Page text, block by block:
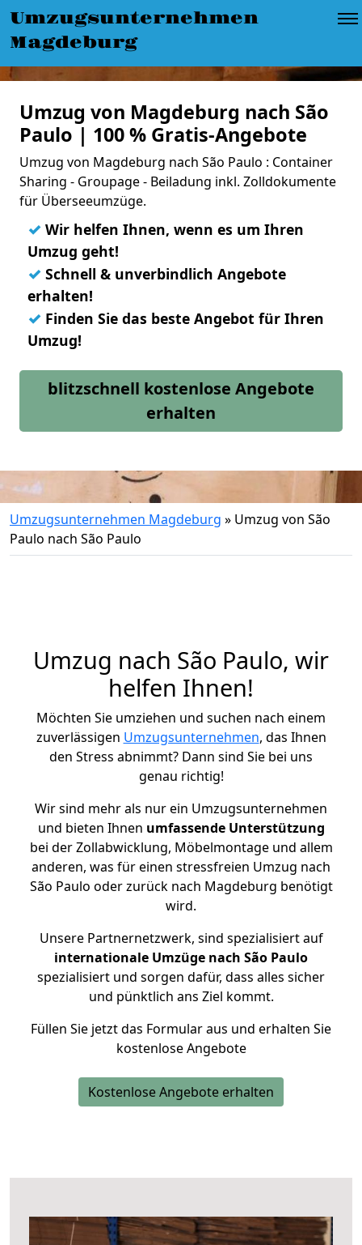
Umzugsunternehmen
Magdeburg
Umzug von Magdeburg nach São
Paulo | 100 % Gratis-Angebote
Umzug von Magdeburg nach São Paulo : Container
Sharing - Groupage - Beiladung inkl. Zolldokumente
für Überseeumzüge.
✓ Wir helfen Ihnen, wenn es um Ihren
Umzug geht!
✓ Schnell & unverbindlich Angebote
erhalten!
✓ Finden Sie das beste Angebot für Ihren
Umzug!
blitzschnell kostenlose Angebote
erhalten
Umzugsunternehmen Magdeburg » Umzug von São
Paulo nach São Paulo
Umzug nach São Paulo, wir
helfen Ihnen!
Möchten Sie umziehen und suchen nach einem
zuverlässigen Umzugsunternehmen, das Ihnen
den Stress abnimmt? Dann sind Sie bei uns
genau richtig!
Wir sind mehr als nur ein Umzugsunternehmen
und bieten Ihnen umfassende Unterstützung
bei der Zollabwicklung, Möbelmontage und allem
anderen, was für einen stressfreien Umzug nach
São Paulo oder zurück nach Magdeburg benötigt
wird.
Unsere Partnernetzwerk, sind spezialisiert auf
internationale Umzüge nach São Paulo
spezialisiert und sorgen dafür, dass alles sicher
und pünktlich ans Ziel kommt.
Füllen Sie jetzt das Formular aus und erhalten Sie
kostenlose Angebote
Kostenlose Angebote erhalten